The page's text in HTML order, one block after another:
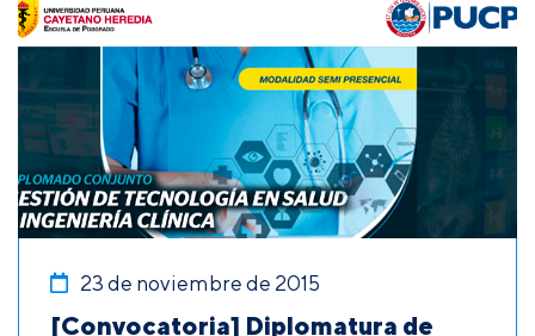
23 de noviembre de 2015
[Convocatoria] Diplomatura de